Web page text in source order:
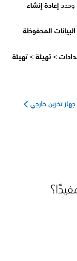
إعادة إنشاء
البيانات المحفوظة
> تهيئة > تهيئة